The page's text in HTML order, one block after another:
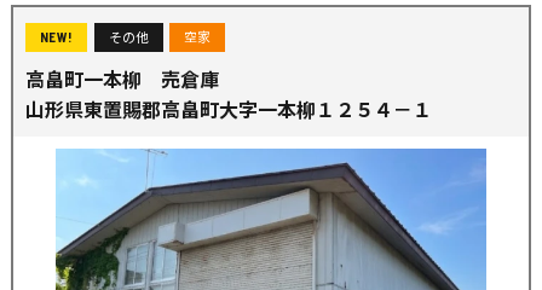
NEW! その他 空家
高畠町一本柳 売倉庫
山形県東置賜郡高畠町大字一本柳１２５４－１